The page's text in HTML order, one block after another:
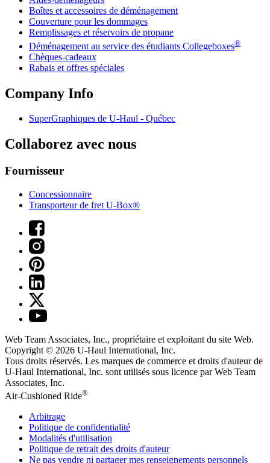
Boîtes et accessoires de déménagement
Couverture pour les dommages
Remplissages et réservoirs de propane
Déménagement au service des étudiants Collegeboxes®
Chèques-cadeaux
Rabais et offres spéciales
Company Info
SuperGraphiques de U-Haul - Québec
Collaborez avec nous
Fournisseur
Concessionnaire
Transporteur de fret U-Box®
Web Team Associates, Inc., propriétaire et exploitant du site Web.
Copyright © 2026 U-Haul International, Inc.
Tous droits réservés. Les marques de commerce et droits d'auteur de
U-Haul International, Inc. sont utilisés sous licence par Web Team
Associates, Inc.
Air-Cushioned Ride®
Arbitrage
Politique de confidentialité
Modalités d'utilisation
Politique de retrait des droits d'auteur
Ne pas vendre ni partager mes renseignements personnels